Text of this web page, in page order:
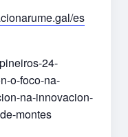
es
24-
o-foco-na-
na-innovacion-
montes